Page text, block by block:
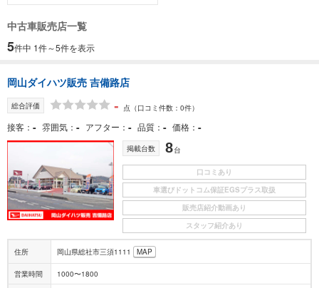
中古車販売店一覧
5件中 1件～5件を表示
岡山ダイハツ販売 吉備路店
総合評価 - 点 （口コミ件数：0件）
接客 - 雰囲気 - アフター - 品質 - 価格 -
掲載台数 8台
口コミあり
車選びドットコム保証EGSプラス取扱
販売店紹介動画あり
スタッフ紹介あり
住所 岡山県総社市三須1111 MAP
営業時間 1000〜1800